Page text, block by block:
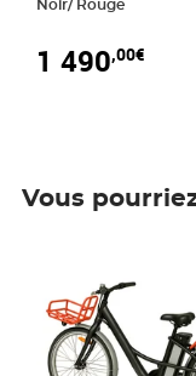
Noir/ Rouge
1 490,00€
Vous